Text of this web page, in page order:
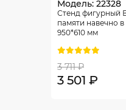
Модель: 22328
Стенд фигурный
памяти навечно
950*610 мм
3 711 ₽
3 501 ₽